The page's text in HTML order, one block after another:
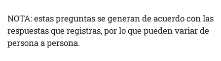
NOTA: estas preguntas se generan de acuerdo con las
respuestas que registras, por lo que pueden variar de
persona a persona.